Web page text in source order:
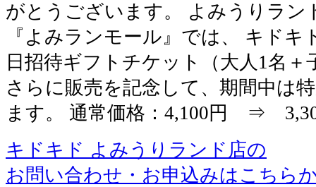
がとうございます。 よみうりラン
『よみランモール』では、 キド
日招待ギフトチケット（大人1名＋
さらに販売を記念して、期間中は
ます。 通常価格：4,100円 ⇒
キドキド よみうりランド店の
お問い合わせ・お申込みはこちら